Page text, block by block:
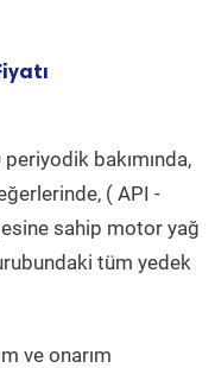
periyodik bakımında,
( API -
sahip motor yağ
tüm yedek
ve onarım